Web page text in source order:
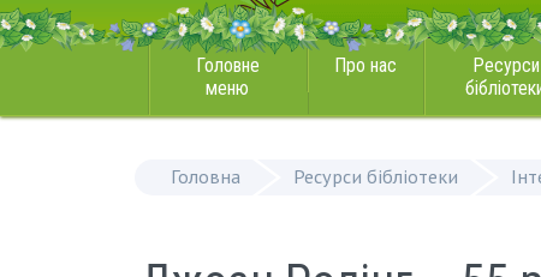
Головне
меню
Про нас
Ресурси
Головна Ресурси бібліотеки